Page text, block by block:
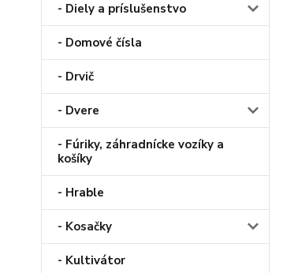
- Diely a príslušenstvo
- Domové čísla
- Drvič
- Dvere
- Fúriky, záhradnícke vozíky a
košíky
- Hrable
- Kosačky
- Kultivátor